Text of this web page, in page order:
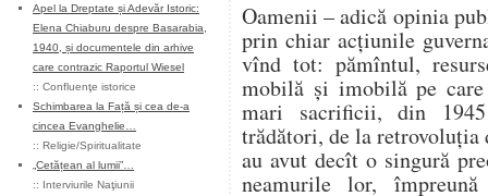
Apel la Dreptate și Adevăr Istoric:
Elena Chiaburu despre Basarabia,
1940, și documentele din arhive
care contrazic Raportul Wiesel
:: Confluenţe istorice
Schimbarea la Față și cea de-a
cincea Evanghelie…
:: Religie/Spiritualitate
„Cetățean al lumii”…
:: Interviurile Naţiunii
Oamenii – adică opinia
prin chiar acţiunile
vînd tot: pămîntul,
mobilă şi imobilă pe
mari sacrificii, din
trădători, de la retrovoluţia
au avut decît o singură
neamurile lor,